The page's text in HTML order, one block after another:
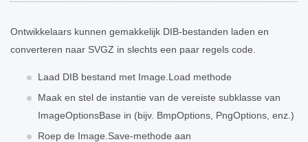
Ontwikkelaars kunnen gemakkelijk DIB-bestanden laden en
converteren naar SVGZ in slechts een paar regels code.
Laad DIB bestand met Image.Load methode
Maak en stel de instantie van de vereiste subklasse van
ImageOptionsBase in (bijv. BmpOptions, PngOptions, enz.)
Roep de Image.Save-methode aan